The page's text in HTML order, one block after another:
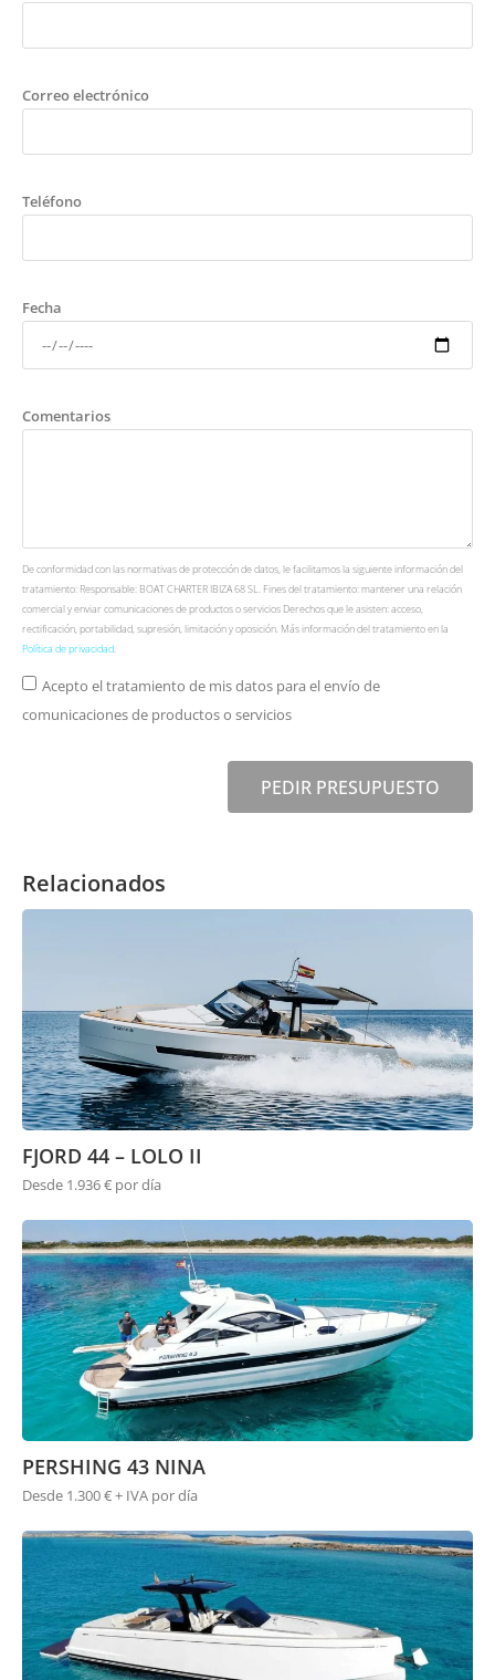
Correo electrónico
Teléfono
Fecha
Comentarios
De conformidad con las normativas de protección de datos, le facilitamos la siguiente información del
tratamiento: Responsable: BOAT CHARTER IBIZA 68 SL. Fines del tratamiento: mantener una relación
comercial y enviar comunicaciones de productos o servicios Derechos que le asisten: acceso,
rectificación, portabilidad, supresión, limitación y oposición. Más información del tratamiento en la
Política de privacidad.
Acepto el tratamiento de mis datos para el envío de
comunicaciones de productos o servicios
PEDIR PRESUPUESTO
Relacionados
FJORD 44 – LOLO II
Desde 1.936 € por día
PERSHING 43 NINA
Desde 1.300 € + IVA por día